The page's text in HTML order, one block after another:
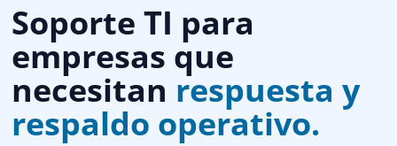
Soporte TI para
empresas que
necesitan respuesta y
respaldo operativo.